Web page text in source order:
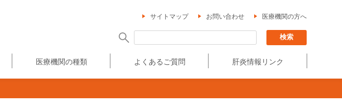
サイトマップ お問い合わせ 医療機関の方へ
医療機関の種類 よくあるご質問 肝炎情報リンク